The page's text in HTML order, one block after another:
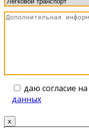
даю согласие на
данных
x